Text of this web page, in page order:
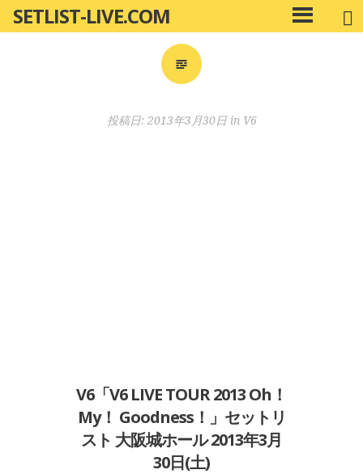
ン
SETLIST-LIVE.COM
メ
イ
投稿日: 2013年3月30日in V6
V6「V6 LIVE TOUR 2013 Oh！
My！ Goodness！」セットリ
スト 大阪城ホール 2013年3月
30日(土)